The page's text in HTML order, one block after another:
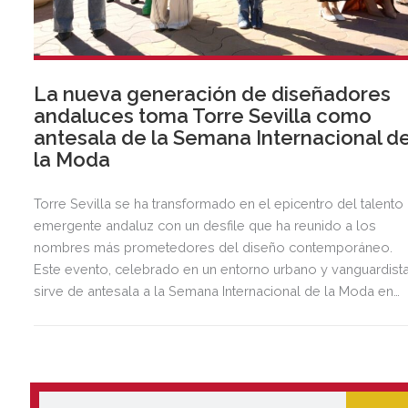
La nueva generación de diseñadores
andaluces toma Torre Sevilla como
antesala de la Semana Internacional
la Moda
Torre Sevilla se ha transformado en el epicentro del talento
emergente andaluz con un desfile que ha reunido a los
nombres más prometedores del diseño contemporáneo.
Este evento, celebrado en un entorno urbano y
sirve de antesala a la Semana Internacional de la Moda en